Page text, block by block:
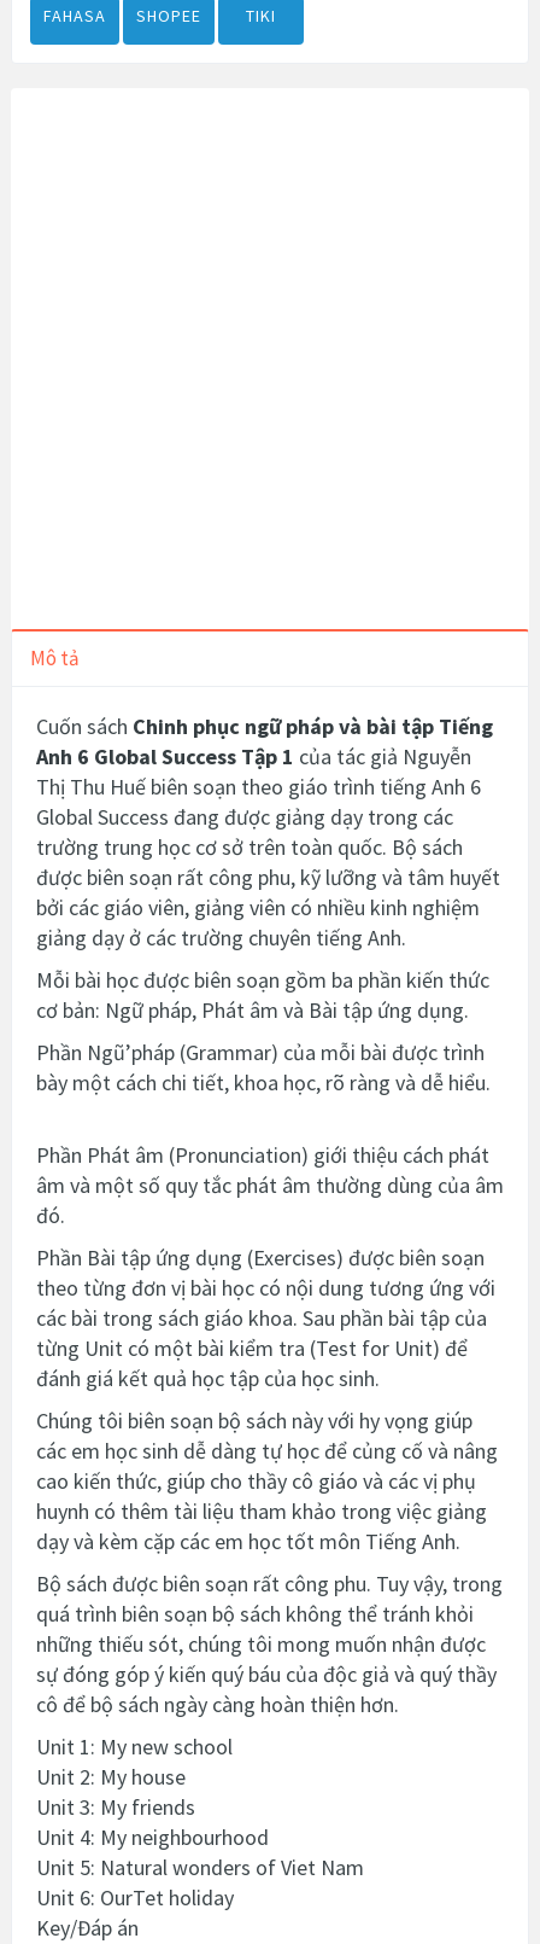
FAHASA SHOPEE TIKI
Mô tả
Cuốn sách Chinh phục ngữ pháp và bài tập Tiếng
Anh 6 Global Success Tập 1 của tác giả Nguyễn
Thị Thu Huế biên soạn theo giáo trình tiếng Anh 6
Global Success đang được giảng dạy trong các
trường trung học cơ sở trên toàn quốc. Bộ sách
được biên soạn rất công phu, kỹ lưỡng và tâm huyết
bởi các giáo viên, giảng viên có nhiều kinh nghiệm
giảng dạy ở các trường chuyên tiếng Anh.
Mỗi bài học được biên soạn gồm ba phần kiến thức
cơ bản: Ngữ pháp, Phát âm và Bài tập ứng dụng.
Phần Ngũ’pháp (Grammar) của mỗi bài được trình
bày một cách chi tiết, khoa học, rõ ràng và dễ hiểu.
Phần Phát âm (Pronunciation) giới thiệu cách phát
âm và một số quy tắc phát âm thường dùng của âm
đó.
Phần Bài tập ứng dụng (Exercises) được biên soạn
theo từng đơn vị bài học có nội dung tương ứng với
các bài trong sách giáo khoa. Sau phần bài tập của
từng Unit có một bài kiểm tra (Test for Unit) để
đánh giá kết quả học tập của học sinh.
Chúng tôi biên soạn bộ sách này với hy vọng giúp
các em học sinh dễ dàng tự học để củng cố và nâng
cao kiến thức, giúp cho thầy cô giáo và các vị phụ
huynh có thêm tài liệu tham khảo trong việc giảng
dạy và kèm cặp các em học tốt môn Tiếng Anh.
Bộ sách được biên soạn rất công phu. Tuy vậy, trong
quá trình biên soạn bộ sách không thể tránh khỏi
những thiếu sót, chúng tôi mong muốn nhận được
sự đóng góp ý kiến quý báu của độc giả và quý thầy
cô để bộ sách ngày càng hoàn thiện hơn.
Unit 1: My new school
Unit 2: My house
Unit 3: My friends
Unit 4: My neighbourhood
Unit 5: Natural wonders of Viet Nam
Unit 6: OurTet holiday
Key/Đáp án